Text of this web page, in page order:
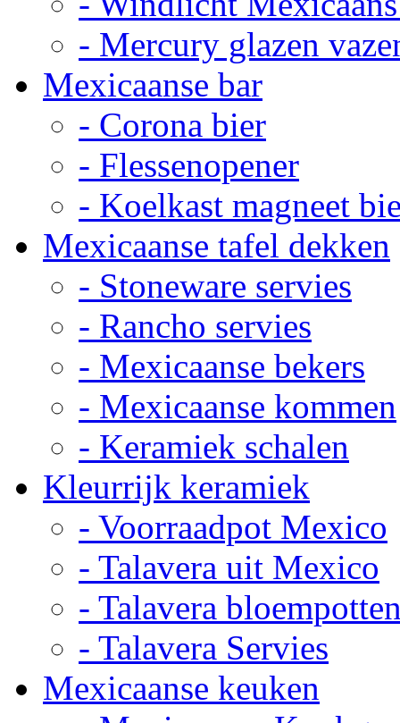
- Mercury glazen
Mexicaanse bar
- Corona bier
- Flessenopener
- Koelkast magneet
Mexicaanse tafel dekken
- Stoneware servies
- Rancho servies
- Mexicaanse bekers
- Mexicaanse kommen
- Keramiek schalen
Kleurrijk keramiek
- Voorraadpot Mexico
- Talavera uit Mexico
- Talavera
- Talavera Servies
Mexicaanse keuken